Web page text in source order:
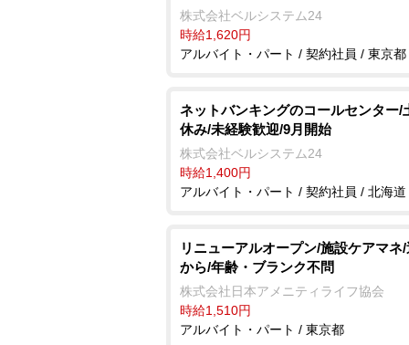
株式会社ベルシステム24
時給1,620円
アルバイト・パート / 契約社員 / 東京都
ネットバンキングのコールセンター/
休み/未経験歓迎/9月開始
株式会社ベルシステム24
時給1,400円
アルバイト・パート / 契約社員 / 北海道
リニューアルオープン/施設ケアマネ
から/年齢・ブランク不問
株式会社日本アメニティライフ協会
時給1,510円
アルバイト・パート / 東京都